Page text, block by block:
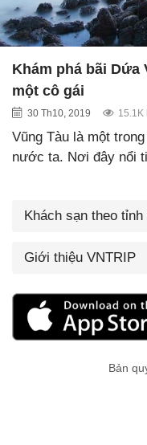
Khám phá bãi Dứa
một cô gái
30 Th10, 2019 15.1K
Vũng Tàu là một
nước ta. Nơi đây nổi
Khách sạn theo tỉnh
Giới thiệu VNTRIP
Bản